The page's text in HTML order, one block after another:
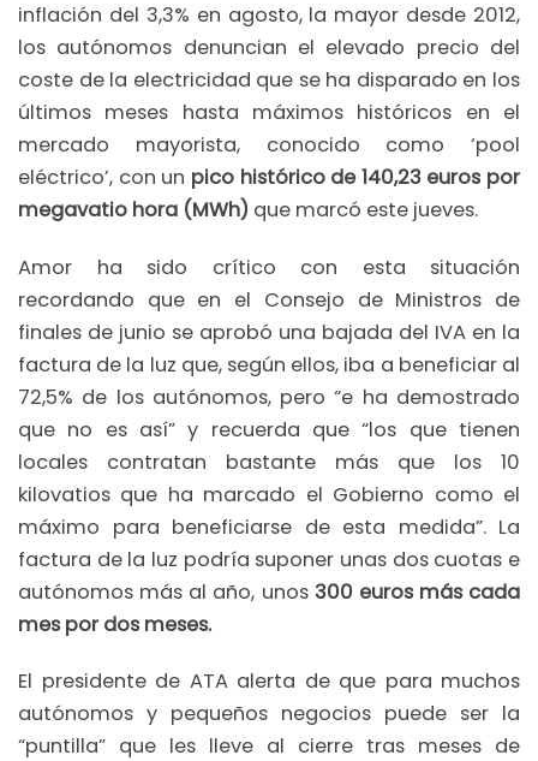
inflación del 3,3% en agosto, la mayor desde 2012,
los autónomos denuncian el elevado precio del
coste de la electricidad que se ha disparado en los
últimos meses hasta máximos históricos en el
mercado mayorista, conocido como ‘pool
eléctrico’, con un pico histórico de 140,23 euros por
megavatio hora (MWh) que marcó este jueves.
Amor ha sido crítico con esta situación
recordando que en el Consejo de Ministros de
finales de junio se aprobó una bajada del IVA en la
factura de la luz que, según ellos, iba a beneficiar al
72,5% de los autónomos, pero “e ha demostrado
que no es así” y recuerda que “los que tienen
locales contratan bastante más que los 10
kilovatios que ha marcado el Gobierno como el
máximo para beneficiarse de esta medida”. La
factura de la luz podría suponer unas dos cuotas e
autónomos más al año, unos 300 euros más cada
mes por dos meses.
El presidente de ATA alerta de que para muchos
autónomos y pequeños negocios puede ser la
“puntilla” que les lleve al cierre tras meses de